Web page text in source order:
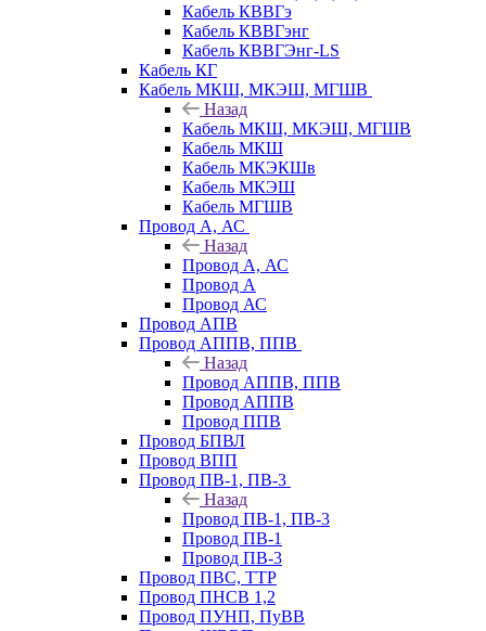
Кабель КВВГэ
Кабель КВВГэнг
Кабель КВВГЭнг-LS
Кабель КГ
Кабель МКШ, МКЭШ, МГШВ
Назад
Кабель МКШ, МКЭШ, МГШВ
Кабель МКШ
Кабель МКЭКШв
Кабель МКЭШ
Кабель МГШВ
Провод А, АС
Назад
Провод А, АС
Провод А
Провод АС
Провод АПВ
Провод АППВ, ППВ
Назад
Провод АППВ, ППВ
Провод АППВ
Провод ППВ
Провод БПВЛ
Провод ВПП
Провод ПВ-1, ПВ-3
Назад
Провод ПВ-1, ПВ-3
Провод ПВ-1
Провод ПВ-3
Провод ПВС, ТТР
Провод ПНСВ 1,2
Провод ПУНП, ПуВВ